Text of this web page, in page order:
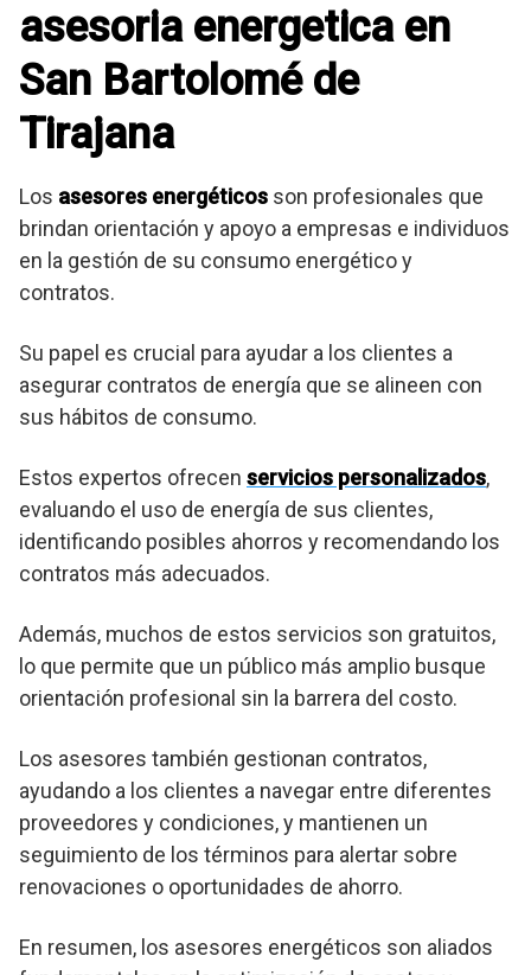
asesoria energetica en
San Bartolomé de
Tirajana
Los asesores energéticos son profesionales que
brindan orientación y apoyo a empresas e individuos
en la gestión de su consumo energético y
contratos.
Su papel es crucial para ayudar a los clientes a
asegurar contratos de energía que se alineen con
sus hábitos de consumo.
Estos expertos ofrecen servicios personalizados,
evaluando el uso de energía de sus clientes,
identificando posibles ahorros y recomendando los
contratos más adecuados.
Además, muchos de estos servicios son gratuitos,
lo que permite que un público más amplio busque
orientación profesional sin la barrera del costo.
Los asesores también gestionan contratos,
ayudando a los clientes a navegar entre diferentes
proveedores y condiciones, y mantienen un
seguimiento de los términos para alertar sobre
renovaciones o oportunidades de ahorro.
En resumen, los asesores energéticos son aliados